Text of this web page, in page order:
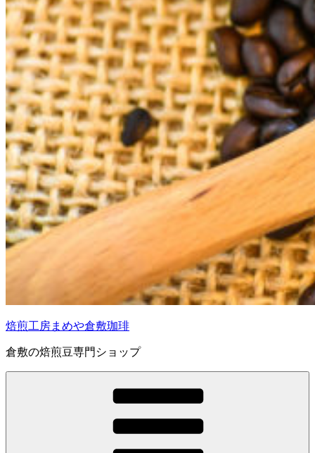
焙煎工房まめや倉敷珈琲
倉敷の焙煎豆専門ショップ